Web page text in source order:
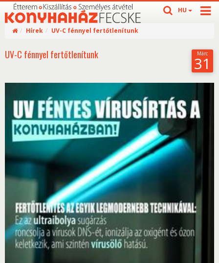
HU
Hírek UV-C fénnyel fertőtlenítunk
UV-C fénnyel fertőtlenítunk Márc
31